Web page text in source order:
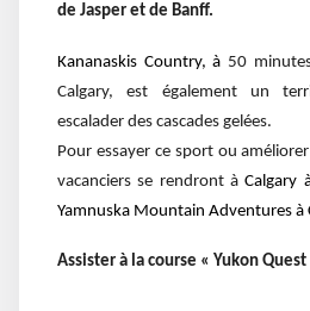
de Jasper et de Banff.
Kananaskis Country, à 50
Calgary, est également un
escalader des cascades gelées.
Pour essayer ce sport ou
vacanciers se rendront à Calgary
Yamnuska Mountain Adventures à
Assister à la course « Yukon Quest